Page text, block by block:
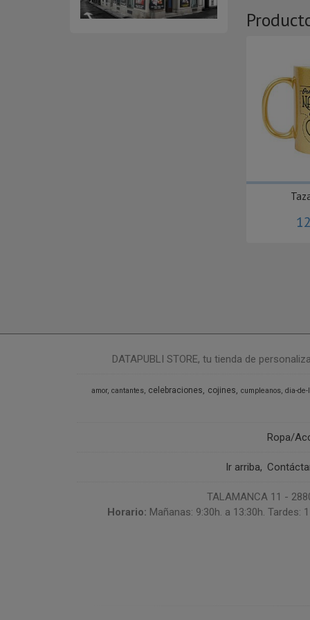
DATAPUBLI STORE, tu tienda de
amor cantantes celebraciones cojines cumpleanos dia-de-
Ropa/
Ir arriba
TALAMANCA 11 -
Horario: Mañanas: 9:30h. a 13:30h. Tardes: